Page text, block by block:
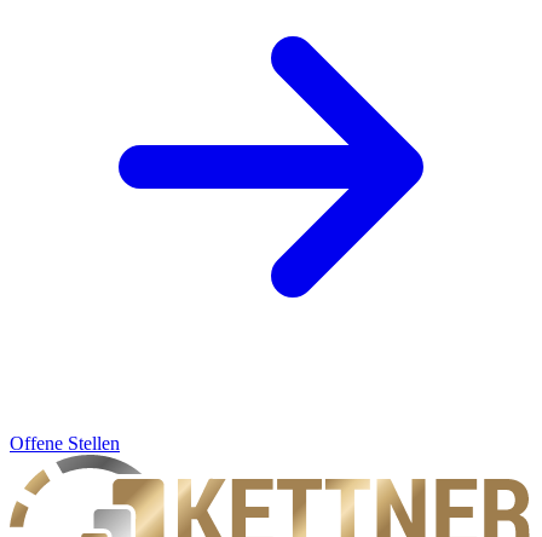
Offene Stellen